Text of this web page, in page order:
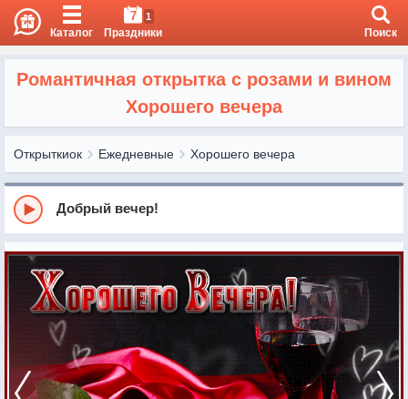
Каталог
7 1
Праздники Поиск
Романтичная открытка с розами и вином
Хорошего вечера
Открыткиок Ежедневные Хорошего вечера
Добрый вечер!